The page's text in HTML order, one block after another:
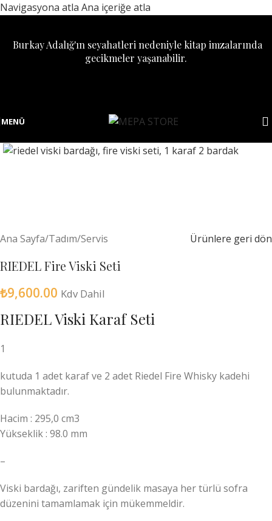
Navigasyona atla Ana içeriğe atla
Burkay Adalığ'ın seyahatleri nedeniyle kitap imzalarında
gecikmeler yaşanabilir.
MENÜ
Ana Sayfa/Tadım/Servis Ürünlere geri dön
RIEDEL Fire Viski Seti
₺9,600.00 Kdv Dahil
RIEDEL Viski Karaf Seti
1
kutuda 1 adet karaf ve 2 adet Riedel Fire Whisky kadehi
bulunmaktadır.
Hacim : 295,0 cm3
Yükseklik : 98.0 mm
–
Viski bardağı, zariften gündelik masaya her türlü sofra
düzenini tamamlamak için mükemmeldir.